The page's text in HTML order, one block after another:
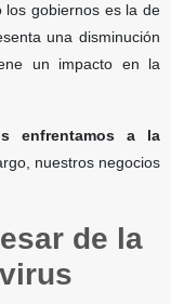
los gobiernos es la de
una disminución
un impacto en la
enfrentamos a la
nuestros negocios
de la